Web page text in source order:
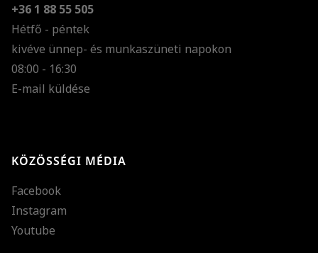
+36 1 88 55 505
Hétfő - péntek
kivéve ünnep- és munkaszüneti napokon
08:00 - 16:30
E-mail küldése
KÖZÖSSÉGI MÉDIA
Facebook
Instagram
Youtube